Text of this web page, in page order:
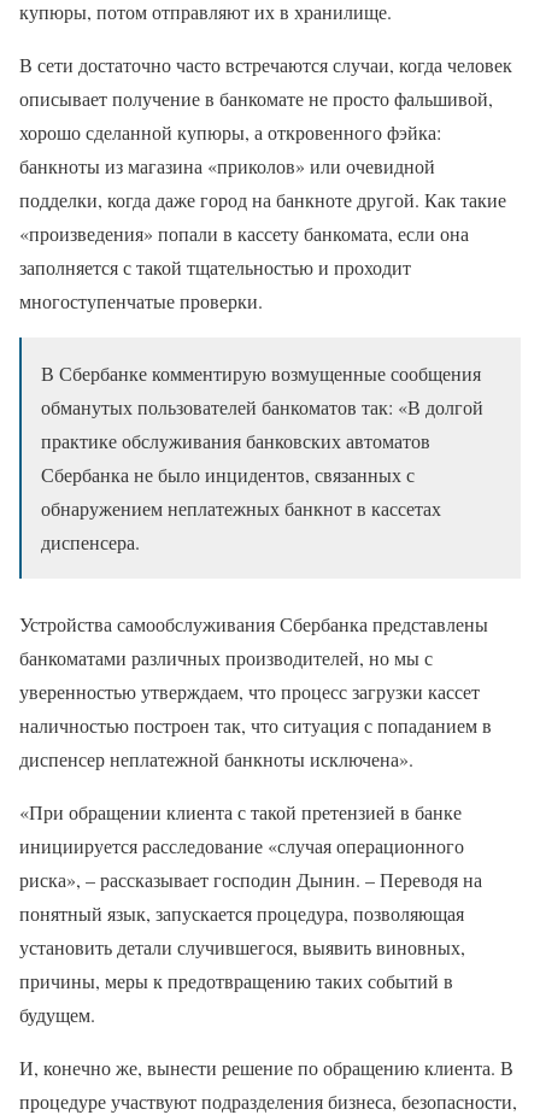
купюры, потом отправляют их в хранилище.
В сети достаточно часто встречаются случаи, когда человек
описывает получение в банкомате не просто фальшивой,
хорошо сделанной купюры, а откровенного фэйка:
банкноты из магазина «приколов» или очевидной
подделки, когда даже город на банкноте другой. Как такие
«произведения» попали в кассету банкомата, если она
заполняется с такой тщательностью и проходит
многоступенчатые проверки.
В Сбербанке комментирую возмущенные сообщения
обманутых пользователей банкоматов так: «В долгой
практике обслуживания банковских автоматов
Сбербанка не было инцидентов, связанных с
обнаружением неплатежных банкнот в кассетах
диспенсера.
Устройства самообслуживания Сбербанка представлены
банкоматами различных производителей, но мы с
уверенностью утверждаем, что процесс загрузки кассет
наличностью построен так, что ситуация с попаданием в
диспенсер неплатежной банкноты исключена».
«При обращении клиента с такой претензией в банке
инициируется расследование «случая операционного
риска», – рассказывает господин Дынин. – Переводя на
понятный язык, запускается процедура, позволяющая
установить детали случившегося, выявить виновных,
причины, меры к предотвращению таких событий в
будущем.
И, конечно же, вынести решение по обращению клиента. В
процедуре участвуют подразделения бизнеса, безопасности,